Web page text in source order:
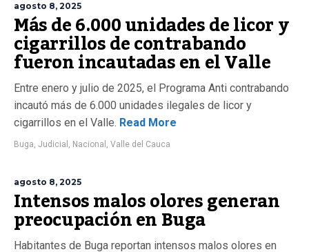
agosto 8, 2025
Más de 6.000 unidades de licor y
cigarrillos de contrabando
fueron incautadas en el Valle
Entre enero y julio de 2025, el Programa Anti contrabando
incautó más de 6.000 unidades ilegales de licor y
cigarrillos en el Valle. Read More
Buga, Judicial , Nacional , Valle del Cauca
agosto 8, 2025
Intensos malos olores generan
preocupación en Buga
Habitantes de Buga reportan intensos malos olores en